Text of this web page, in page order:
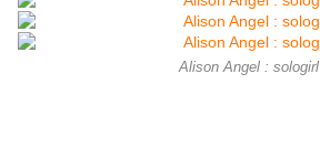
Alison Angel : sologirl